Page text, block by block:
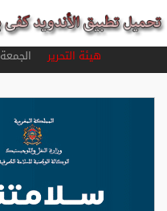
هيئة التحريرالجمعة 07 غشت 2026 العدد : 5491